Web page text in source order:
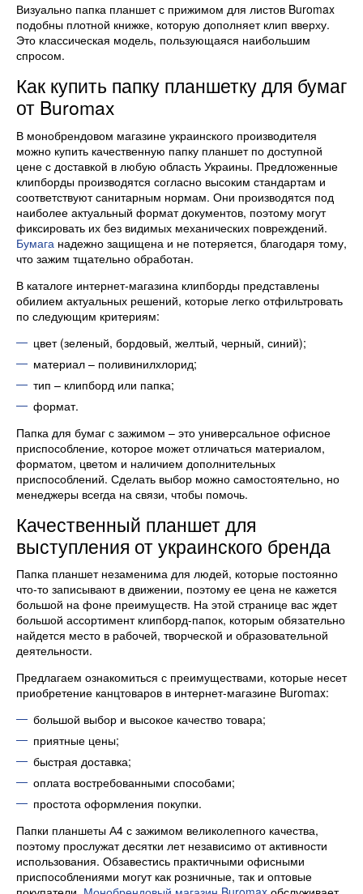
Визуально папка планшет с прижимом для листов Buromax
подобны плотной книжке, которую дополняет клип вверху.
Это классическая модель, пользующаяся наибольшим
спросом.
Как купить папку планшетку для бумаг
от Buromax
В монобрендовом магазине украинского производителя
можно купить качественную папку планшет по доступной
цене с доставкой в любую область Украины. Предложенные
клипборды производятся согласно высоким стандартам и
соответствуют санитарным нормам. Они производятся под
наиболее актуальный формат документов, поэтому могут
фиксировать их без видимых механических повреждений.
Бумага надежно защищена и не потеряется, благодаря тому,
что зажим тщательно обработан.
В каталоге интернет-магазина клипборды представлены
обилием актуальных решений, которые легко отфильтровать
по следующим критериям:
цвет (зеленый, бордовый, желтый, черный, синий);
материал – поливинилхлорид;
тип – клипборд или папка;
формат.
Папка для бумаг с зажимом – это универсальное офисное
приспособление, которое может отличаться материалом,
форматом, цветом и наличием дополнительных
приспособлений. Сделать выбор можно самостоятельно, но
менеджеры всегда на связи, чтобы помочь.
Качественный планшет для
выступления от украинского бренда
Папка планшет незаменима для людей, которые постоянно
что-то записывают в движении, поэтому ее цена не кажется
большой на фоне преимуществ. На этой странице вас ждет
большой ассортимент клипборд-папок, которым обязательно
найдется место в рабочей, творческой и образовательной
деятельности.
Предлагаем ознакомиться с преимуществами, которые несет
приобретение канцтоваров в интернет-магазине Buromax:
большой выбор и высокое качество товара;
приятные цены;
быстрая доставка;
оплата востребованными способами;
простота оформления покупки.
Папки планшеты А4 с зажимом великолепного качества,
поэтому прослужат десятки лет независимо от активности
использования. Обзавестись практичными офисными
приспособлениями могут как розничные, так и оптовые